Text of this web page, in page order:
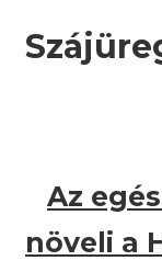
Az
növeli a